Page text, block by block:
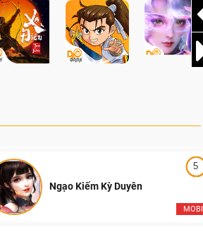
5
MOBI
Ngạo Kiếm Kỳ Duyên